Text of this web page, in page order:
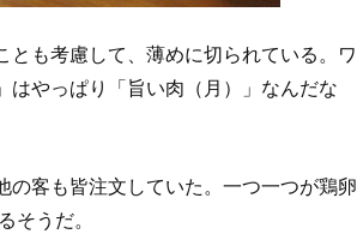
も考慮して、薄めに切られている。ワ
やっぱり「旨い肉（月）」なんだな
客も皆注文していた。一つ一つが鶏卵
そうだ。